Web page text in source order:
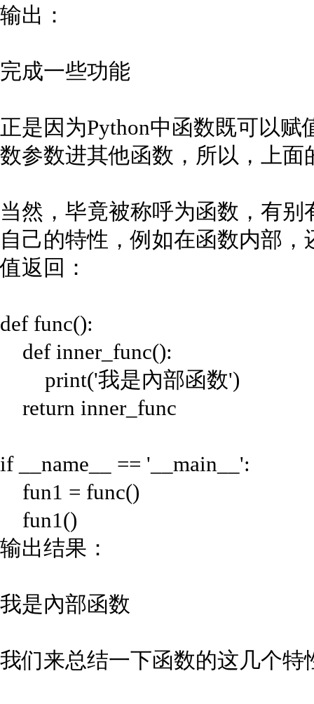
输出：
完成一些功能
正是因为Python中函数既可以
数参数进其他函数，所以，上面
当然，毕竟被称呼为函数，有
自己的特性，例如在函数内部
值返回：
def func():
def inner_func():
print('我是內部函数')
return inner_func
if __name__ == '__main__':
fun1 = func()
fun1()
输出结果：
我是內部函数
我们来总结一下函数的这几个特